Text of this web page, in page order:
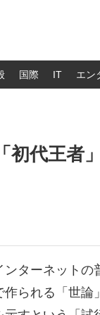
国際 IT エン
代王者
ターネット
られる「世論